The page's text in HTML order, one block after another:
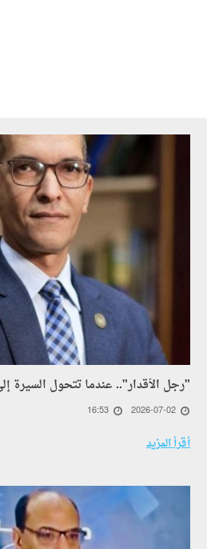
"رجل الأقدار".. عندما تتحول السيرة
2026-07-02
16:53
أقرأ المزيد